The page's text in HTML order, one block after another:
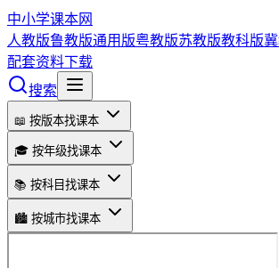
中小学课本网
人教版鲁教版通用版粤教版苏教版教科版
配套资料下载
搜索
📖 按版本找课本
🎓 按年级找课本
📚 按科目找课本
🏙️ 按城市找课本